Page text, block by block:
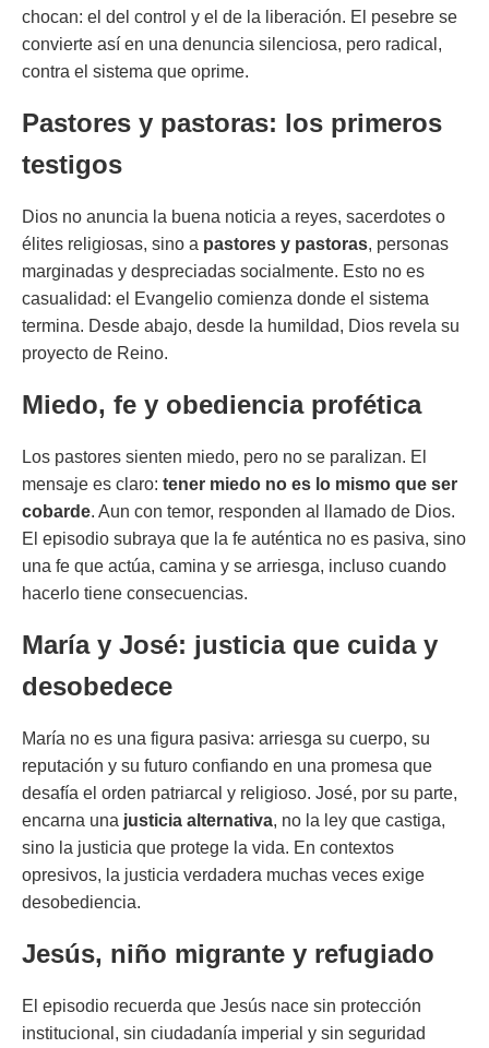
chocan: el del control y el de la liberación. El pesebre se
convierte así en una denuncia silenciosa, pero radical,
contra el sistema que oprime.
Pastores y pastoras: los primeros
testigos
Dios no anuncia la buena noticia a reyes, sacerdotes o
élites religiosas, sino a pastores y pastoras, personas
marginadas y despreciadas socialmente. Esto no es
casualidad: el Evangelio comienza donde el sistema
termina. Desde abajo, desde la humildad, Dios revela su
proyecto de Reino.
Miedo, fe y obediencia profética
Los pastores sienten miedo, pero no se paralizan. El
mensaje es claro: tener miedo no es lo mismo que ser
cobarde. Aun con temor, responden al llamado de Dios.
El episodio subraya que la fe auténtica no es pasiva, sino
una fe que actúa, camina y se arriesga, incluso cuando
hacerlo tiene consecuencias.
María y José: justicia que cuida y
desobedece
María no es una figura pasiva: arriesga su cuerpo, su
reputación y su futuro confiando en una promesa que
desafía el orden patriarcal y religioso. José, por su parte,
encarna una justicia alternativa, no la ley que castiga,
sino la justicia que protege la vida. En contextos
opresivos, la justicia verdadera muchas veces exige
desobediencia.
Jesús, niño migrante y refugiado
El episodio recuerda que Jesús nace sin protección
institucional, sin ciudadanía imperial y sin seguridad